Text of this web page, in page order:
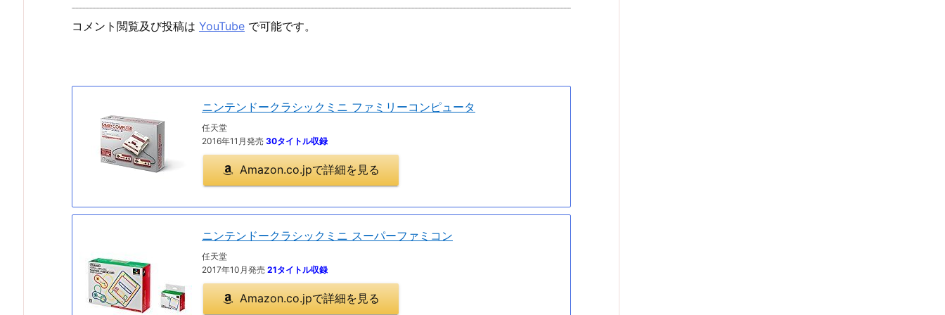
コメント閲覧及び投稿は YouTube で可能です。
ニンテンドークラシックミニ ファミリーコンピュータ
任天堂
2016年11月発売 30タイトル収録
Amazon.co.jpで詳細を見る
ニンテンドークラシックミニ スーパーファミコン
任天堂
2017年10月発売 21タイトル収録
Amazon.co.jpで詳細を見る